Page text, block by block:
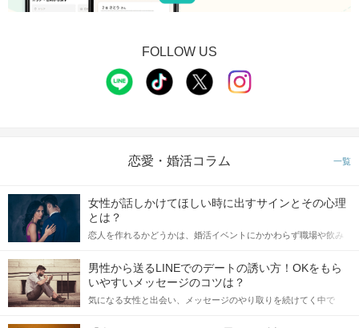
FOLLOW US
恋愛・婚活コラム 一覧
女性が話しかけてほしい時に出すサインとその心理
とは？
恋人を作れるかどうかは、婚活イベントにかかわらず職場や飲み
てアプローチできるかにも左右されます。 これから恋人作りを本
格的に始めようとしている方は、女性が異性を求めて出すサイン
をしっかりと理解し、正しい行動に移せるかどうかが重要。 この
記事では、女性が話しかけて欲しい時に出すサインとその心理を
男性から送るLINEでのデートの誘い方！OKをもら
いやすいメッセージのコツは？
気になる女性と出会い、メッセージのやり取りを続けてく中で